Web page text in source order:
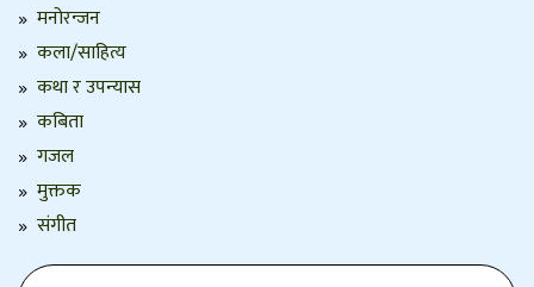
मनोरन्जन
कला/साहित्य
कथा र उपन्यास
कबिता
गजल
मुक्तक
संगीत